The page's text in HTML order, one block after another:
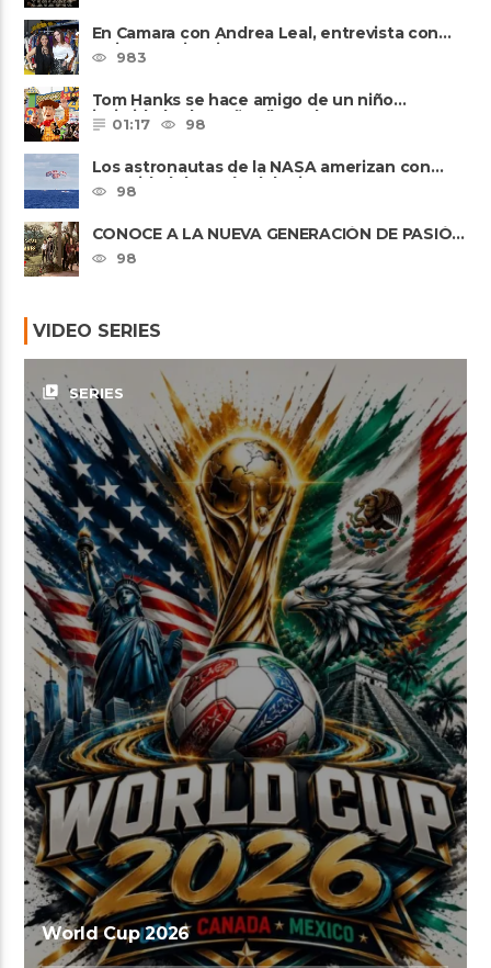
En Camara con Andrea Leal, entrevista con
Majo Cornejo, Cirque Du ......
983
Tom Hanks se hace amigo de un niño
intimidado de 8 años llamado ......
01:17 98
Los astronautas de la NASA amerizan con
seguridad después del primer ......
98
CONOCE A LA NUEVA GENERACIÓN DE PASIÓN
DE GAVILANES II
98
VIDEO SERIES
video_library SERIES
World Cup 2026